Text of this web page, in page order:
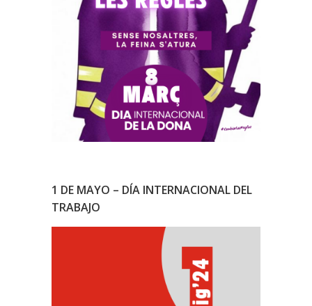
1 DE MAYO – DÍA INTERNACIONAL DEL
TRABAJO